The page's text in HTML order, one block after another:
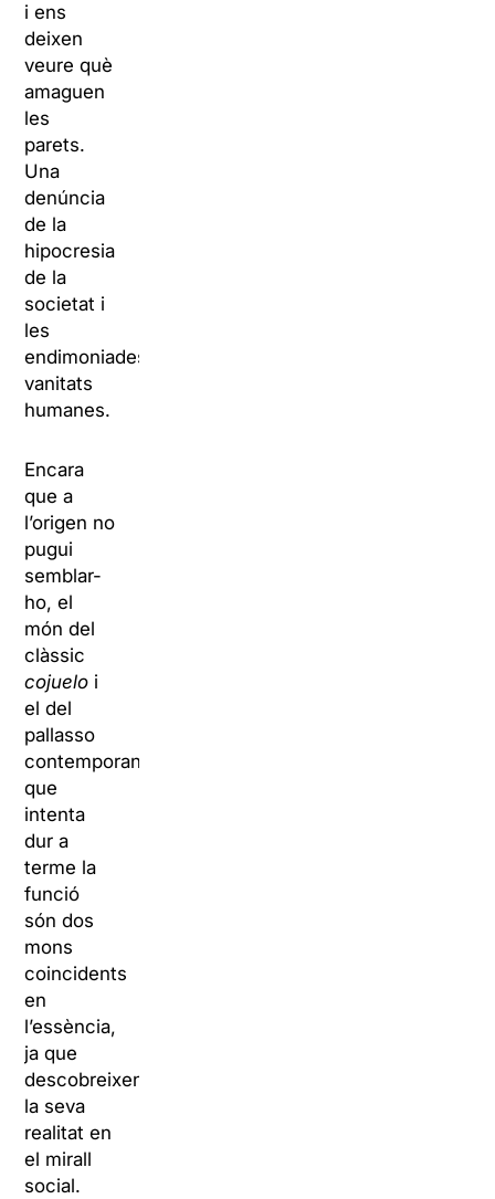
i ens
deixen
veure què
amaguen
les
parets.
Una
denúncia
de la
hipocresia
de la
societat i
les
endimoniades
vanitats
humanes.
Encara
que a
l’origen no
pugui
semblar-
ho, el
món del
clàssic
cojuelo i
el del
pallasso
contemporani
que
intenta
dur a
terme la
funció
són dos
mons
coincidents
en
l’essència,
ja que
descobreixen
la seva
realitat en
el mirall
social.